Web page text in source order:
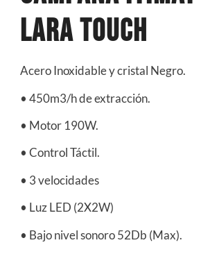
Lara Touch
Acero Inoxidable y cristal Negro.
• 450m3/h de extracción.
• Motor 190W.
• Control Táctil.
• 3 velocidades
• Luz LED (2X2W)
• Bajo nivel sonoro 52Db (Max).